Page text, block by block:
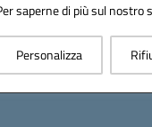
saperne di più sul nostro
Personalizza